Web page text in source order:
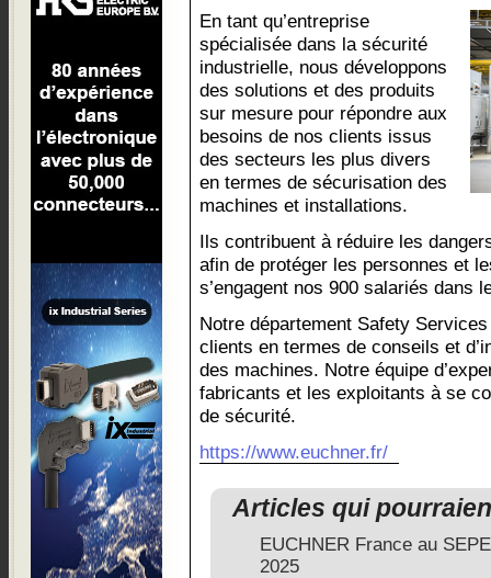
En tant qu’entreprise
spécialisée dans la sécurité
industrielle, nous développons
des solutions et des produits
sur mesure pour répondre aux
besoins de nos clients issus
des secteurs les plus divers
en termes de sécurisation des
machines et installations.
Ils contribuent à réduire les
afin de protéger les personnes et
s’engagent nos 900 salariés dans
Notre département Safety
clients en termes de conseils et
des machines. Notre équipe
fabricants et les exploitants à se
de sécurité.
https://www.euchner.fr/
Articles qui
EUCHNER France au
2025